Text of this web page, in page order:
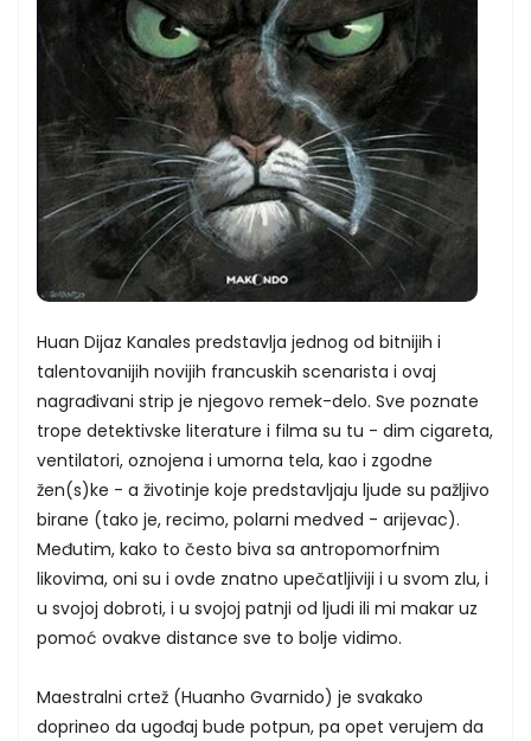
Huan Dijaz Kanales predstavlja jednog od bitnijih i
talentovanijih novijih francuskih scenarista i ovaj
nagrađivani strip je njegovo remek-delo. Sve poznate
trope detektivske literature i filma su tu - dim cigareta,
ventilatori, oznojena i umorna tela, kao i zgodne
žen(s)ke - a životinje koje predstavljaju ljude su pažljivo
birane (tako je, recimo, polarni medved - arijevac).
Međutim, kako to često biva sa antropomorfnim
likovima, oni su i ovde znatno upečatljiviji i u svom zlu, i
u svojoj dobroti, i u svojoj patnji od ljudi ili mi makar uz
pomoć ovakve distance sve to bolje vidimo.
Maestralni crtež (Huanho Gvarnido) je svakako
doprineo da ugođaj bude potpun, pa opet verujem da